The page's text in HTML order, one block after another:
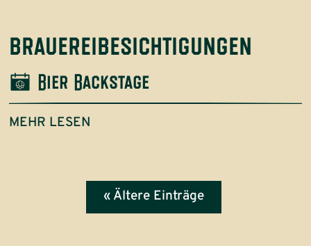
brauereibesichtigungen
Bier Backstage
MEHR LESEN
« Ältere Einträge